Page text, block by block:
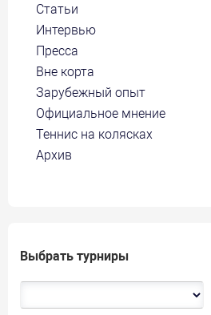
Статьи
Интервью
Пресса
Вне корта
Зарубежный опыт
Официальное мнение
Теннис на колясках
Архив
Выбрать турниры